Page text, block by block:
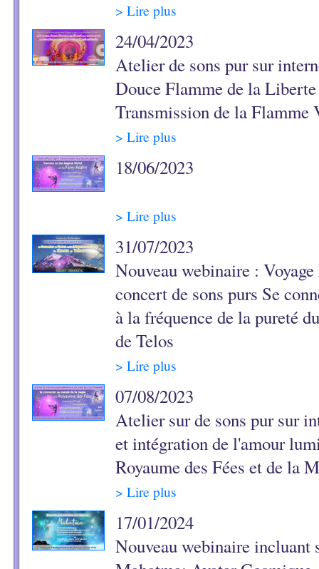
> Lire plus
24/04/2023
Atelier de sons pur sur
Douce Flamme de la
Transmission de la Flamme
> Lire plus
18/06/2023
> Lire plus
31/07/2023
Nouveau webinaire :
concert de sons purs Se
à la fréquence de la pureté
de Telos
> Lire plus
07/08/2023
Atelier sur de sons pur sur
et intégration de l'amour
Royaume des Fées et de la
> Lire plus
17/01/2024
Nouveau webinaire incluant